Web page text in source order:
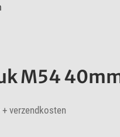
M54
+ verzendkosten